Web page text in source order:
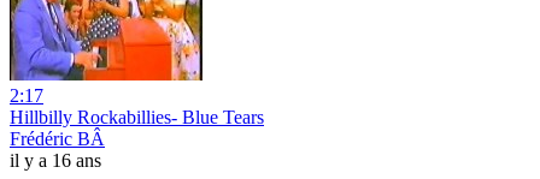
2:17
Hillbilly Rockabillies- Blue Tears
Frédéric BÂ
il y a 16 ans